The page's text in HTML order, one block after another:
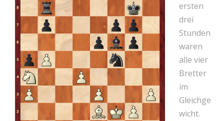
ersten
drei
Stunden
waren
alle vier
Bretter
im
Gleichge
wicht.